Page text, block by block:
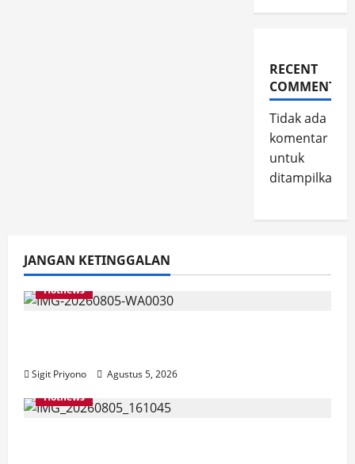
RECENT
COMMENTS
Tidak ada
komentar
untuk
ditampilkan.
JANGAN KETINGGALAN
Hotnews
Sigit Priyono
Agustus 5, 2026
Hotnews